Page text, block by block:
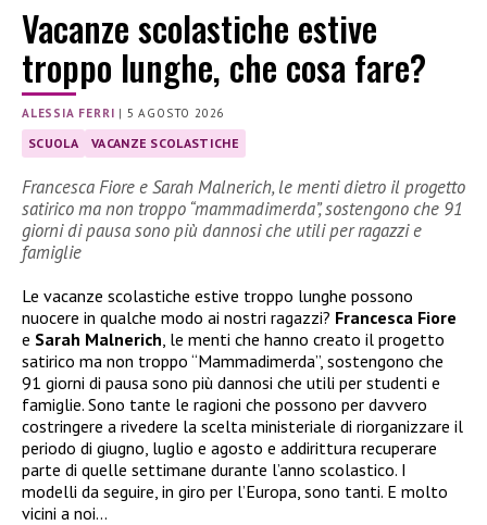
Vacanze scolastiche estive
troppo lunghe, che cosa fare?
ALESSIA FERRI | 5 AGOSTO 2026
SCUOLA VACANZE SCOLASTICHE
Francesca Fiore e Sarah Malnerich, le menti dietro il progetto
satirico ma non troppo “mammadimerda”, sostengono che 91
giorni di pausa sono più dannosi che utili per ragazzi e
famiglie
Le vacanze scolastiche estive troppo lunghe possono
nuocere in qualche modo ai nostri ragazzi? Francesca Fiore
e Sarah Malnerich , le menti che hanno creato il progetto
satirico ma non troppo “Mammadimerda”, sostengono che
91 giorni di pausa sono più dannosi che utili per studenti e
famiglie. Sono tante le ragioni che possono per davvero
costringere a rivedere la scelta ministeriale di riorganizzare il
periodo di giugno, luglio e agosto e addirittura recuperare
parte di quelle settimane durante l’anno scolastico. I
modelli da seguire, in giro per l’Europa, sono tanti. E molto
vicini a noi…